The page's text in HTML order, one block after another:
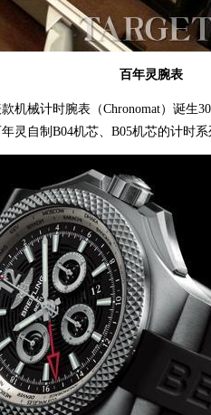
百年灵腕表
械计时腕表（Chronomat）诞生
灵自制B04机芯、B05机芯的计时